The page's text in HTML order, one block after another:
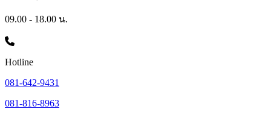
09.00 - 18.00 น.
Hotline
081-642-9431
081-816-8963